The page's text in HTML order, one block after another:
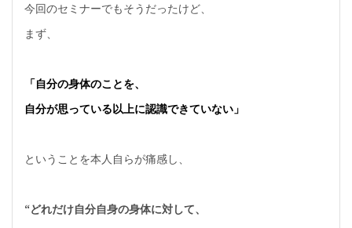
今回のセミナーでもそうだったけど、
まず、
「自分の身体のことを、
自分が思っている以上に認識できていない」
ということを本人自らが痛感し、
“どれだけ自分自身の身体に対して、